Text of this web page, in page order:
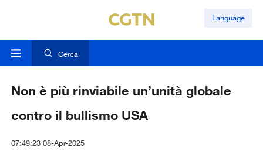
Language
Cerca
Non è più rinviabile un’unità globale
contro il bullismo USA
07:49:23 08-Apr-2025